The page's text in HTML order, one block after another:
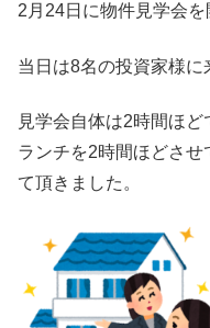
2月24日に物件見学会を
当日は8名の投資家様に
見学会自体は2時間ほ
ランチを2時間ほどさ
て頂きました。